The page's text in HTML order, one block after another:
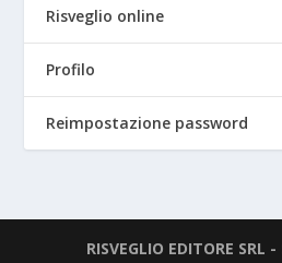
Risveglio online
Profilo
Reimpostazione password
RISVEGLIO EDITORE SRL -